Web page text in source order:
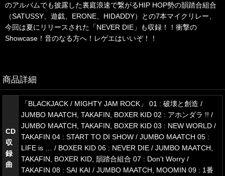
のアルバムでも披露した裏庭浪速で繋がるHIP HOP勢の韻踏合組合
（SATUSSY、遊戯、ERONE、HIDADDY）との7本マイクリレー、
今回は夏にリリースされた「NEVER DIE」も収録！！衝撃の
Showcase！音のなる方へ！レゲエはいいぞ！！
商品詳細
CD
収
録
曲
「BLACKJACK / MIGHTY JAM ROCK」 01 : 破壊と創造 /
JUMBO MAATCH, TAKAFIN, BOXER KID 02 : アホンダラ !! /
JUMBO MAATCH, TAKAFIN, BOXER KID 03 : NEW WORLD /
TAKAFIN 04 : START TO DI SHOW / JUMBO MAATCH 05 :
LIFE is … / BOXER KID 06 : NEVER DIE / JUMBO MAATCH,
TAKAFIN, BOXER KID, 韻踏合組合 07 : Don’t Worry /
TAKAFIN 08 : SAI KAI / JUMBO MAATCH, MOOMIN 09 : 1番